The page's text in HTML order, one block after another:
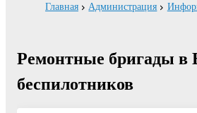
Главная Администрация
Ремонтные бригады в
беспилотников